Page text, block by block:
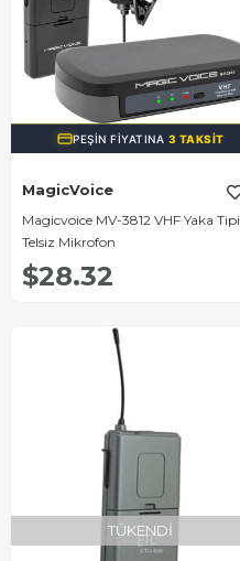
PEŞIN FIYATINA 3 TAKSIT
MagicVoice
Magicvoice MV-3812 VHF Yaka Tipi
Telsiz Mikrofon
$28.32
TÜKENDI